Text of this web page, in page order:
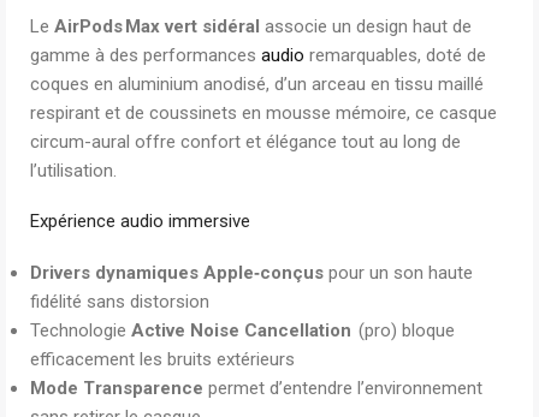
Le AirPods Max vert sidéral associe un design haut de
gamme à des performances audio remarquables, doté de
coques en aluminium anodisé, d’un arceau en tissu maillé
respirant et de coussinets en mousse mémoire, ce casque
circum-aural offre confort et élégance tout au long de
l’utilisation.
Expérience audio immersive
Drivers dynamiques Apple‑conçus pour un son haute
fidélité sans distorsion
Technologie Active Noise Cancellation (pro) bloque
efficacement les bruits extérieurs
Mode Transparence permet d’entendre l’environnement